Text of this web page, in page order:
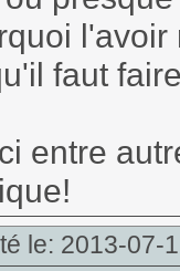
l'avoir
faut
entre
le: 2013-07-